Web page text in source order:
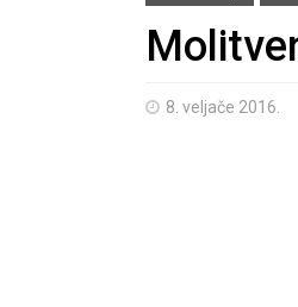
8. veljače 2016.